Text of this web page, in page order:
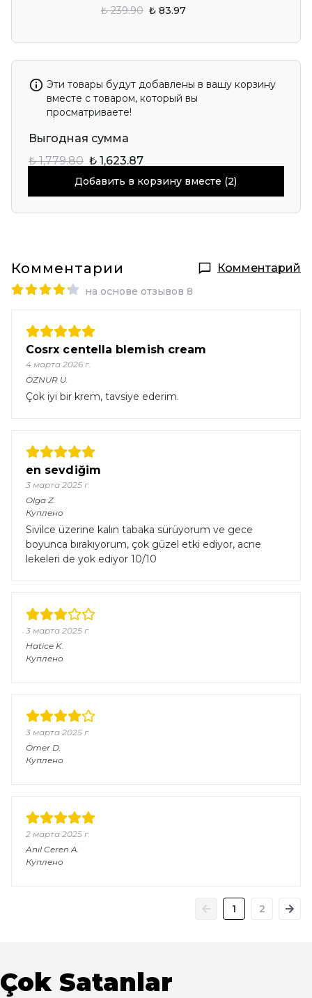
₺ 239.90 ₺ 83.97
Эти товары будут добавлены в вашу корзину
вместе с товаром, который вы
просматриваете!
Выгодная сумма
₺ 1,779.80 ₺ 1,623.87
Добавить в корзину вместе (2)
Комментарии Комментарий
на основе отзывов 8
Cosrx centella blemish cream
4 марта 2026 г.
ÖZNUR U.
Çok iyi bir krem, tavsiye ederim.
en sevdiğim
3 марта 2025 г.
Olga Z.
Куплено
Sivilce üzerine kalın tabaka sürüyorum ve gece
boyunca bırakıyorum, çok güzel etki ediyor, acne
lekeleri de yok ediyor 10/10
3 марта 2025 г.
Hatice K.
Куплено
3 марта 2025 г.
Ömer D.
Куплено
2 марта 2025 г.
Anıl Ceren A.
Куплено
1 2
Çok Satanlar